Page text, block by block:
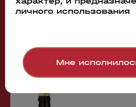
Пиво Mallaskoski
0.33л
личного использования
Мне